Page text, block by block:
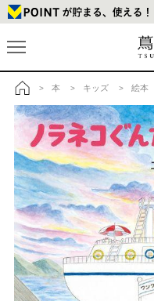
トップ
> 本 > キッズ > 絵本